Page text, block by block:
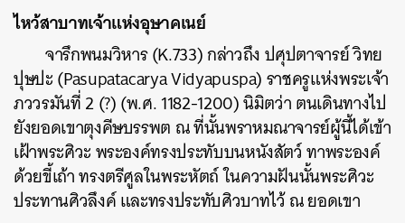
ไหว้สาบาทเจ้าแห่งอุษาคเนย์
จารึกพนมวิหาร (K.733) กล่าวถึง ปศุปตาจารย์ วิทย
ปุษปะ (Pasupatacarya Vidyapuspa) ราชครูแห่งพระเจ้า
ภววรมันที่ 2 (?) (พ.ศ. 1182-1200) นิมิตว่า ตนเดินทางไป
ยังยอดเขาตุงคีษบรรพต ณ ที่นั้นพราหมณาจารย์ผู้นี้ได้เข้า
เฝ้าพระศิวะ พระองค์ทรงประทับบนหนังสัตว์ ทาพระองค์
ด้วยขี้เถ้า ทรงตรีศูลในพระหัตถ์ ในความฝันนั้นพระศิวะ
ประทานศิวลึงค์ และทรงประทับศิวบาทไว้ ณ ยอดเขา